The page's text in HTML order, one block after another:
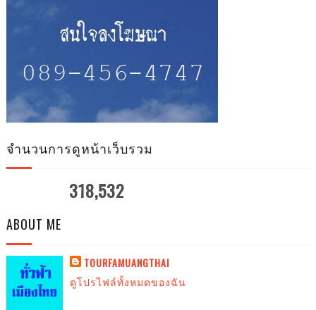
จำนวนการดูหน้าเว็บรวม
318,532
ABOUT ME
TOURFAMUANGTHAI
ดูโปรไฟล์ทั้งหมดของฉัน